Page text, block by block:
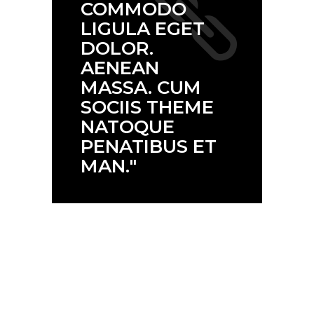
COMMODO
LIGULA EGET
DOLOR.
AENEAN
MASSA. CUM
SOCIIS THEME
NATOQUE
PENATIBUS ET
MAN."